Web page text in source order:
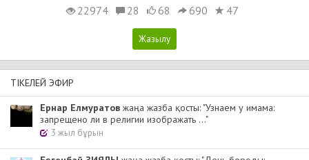
22974
28 68 690 47
ТІКЕЛЕЙ ЭФИР
Ернар Елмуратов жаңа жазба қосты: "Узнаем у имама:
запрещено ли в религии изображать ..."
3 жыл бұрын